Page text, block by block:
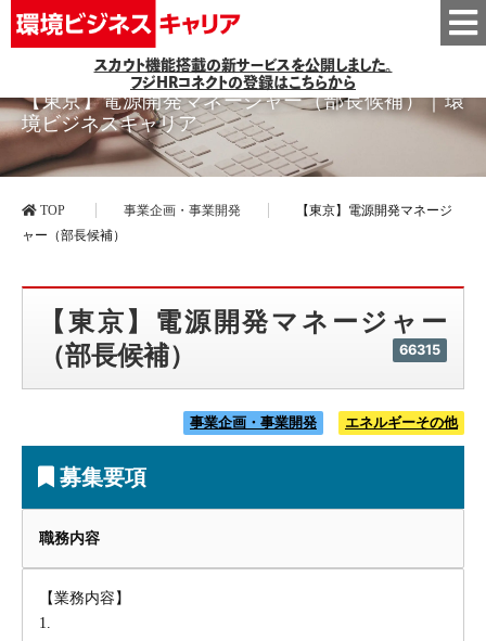
スカウト機能搭載の新サービスを公開しました。
フジHRコネクトの登録はこちらから
【東京】電源開発マネージャー（部長候補）｜環
境ビジネスキャリア
TOP 事業企画・事業開発
【東京】電源開発マネージ
ャー（部長候補）
【東京】電源開発マネージャー
（部長候補）
66315
事業企画・事業開発 エネルギーその他
募集要項
職務内容
【業務内容】
1.